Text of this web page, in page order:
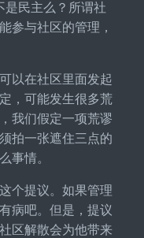
是民主么？所谓社
参与社区的管理，
以在社区里面发起
，可能发生很多荒
我们假定一项荒谬
拍一张遮住三点的
事情。
个提议。如果管理
病吧。但是，提议
区解散会为他带来